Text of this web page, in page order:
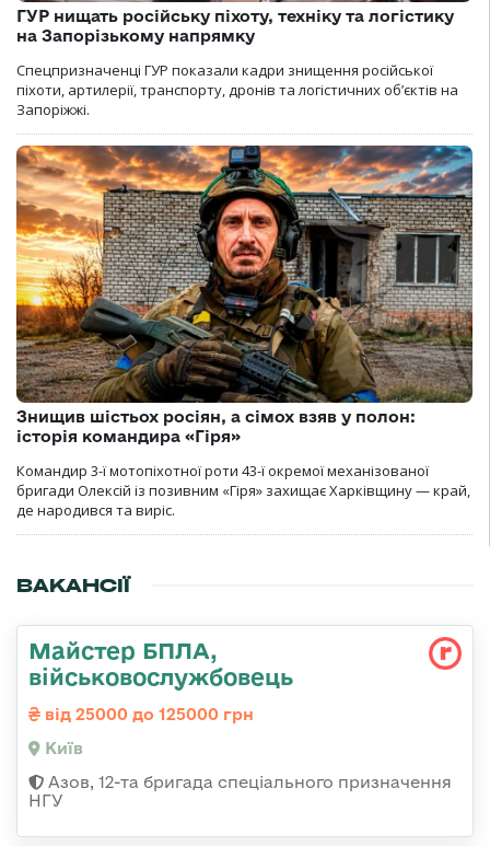
ГУР нищать російську піхоту, техніку та логістику
на Запорізькому напрямку
Спецпризначенці ГУР показали кадри знищення російської
піхоти, артилерії, транспорту, дронів та логістичних об’єктів на
Запоріжжі.
Знищив шістьох росіян, а сімох взяв у полон:
історія командира «Гіря»
Командир 3-ї мотопіхотної роти 43-ї окремої механізованої
бригади Олексій із позивним «Гіря» захищає Харківщину — край,
де народився та виріс.
ВАКАНСІЇ
Майстер БПЛА,
військовослужбовець
від 25000 до 125000 грн
Київ
Азов, 12-та бригада спеціального призначення
НГУ